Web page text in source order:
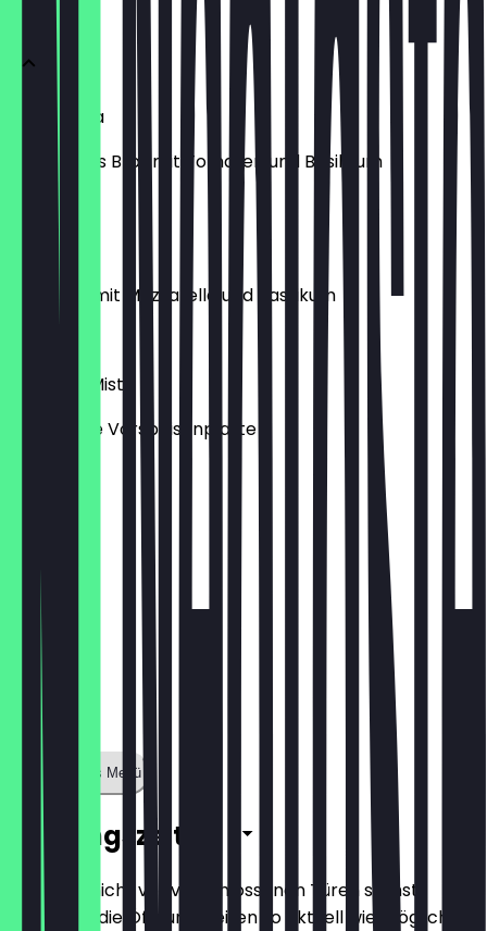
Bruschetta
Geröstetes Brot mit Tomaten und Basilikum
€ 5,50
Caprese
Tomaten mit Mozzarella und Basilikum
Antipasti Misto
Gemischte Vorspeisenplatte
Zeige ganzes Menü
Öffnungszeiten
Damit du nicht vor verschlossenen Türen stehst,
halten wir die Öffnungszeiten so aktuell wie möglich.